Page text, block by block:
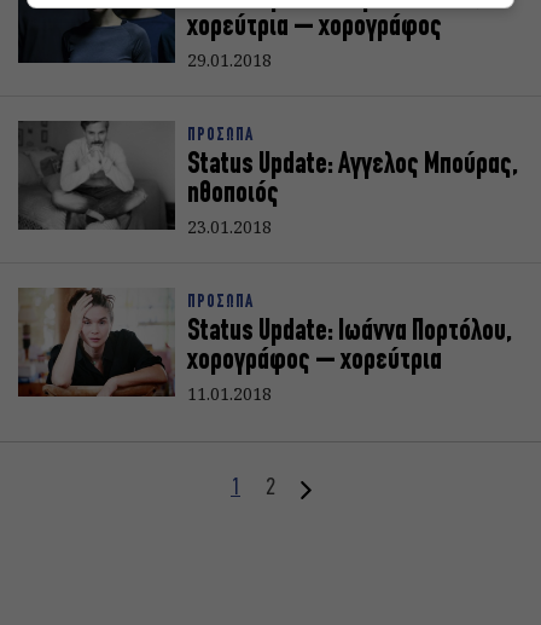
χορεύτρια – χορογράφος
29.01.2018
ΠΡΟΣΩΠΑ
Status Update: Aγγελος Μπούρας,
ηθοποιός
23.01.2018
ΠΡΟΣΩΠΑ
Status Update: Ιωάννα Πορτόλου,
χορογράφος – χορεύτρια
11.01.2018
1 2